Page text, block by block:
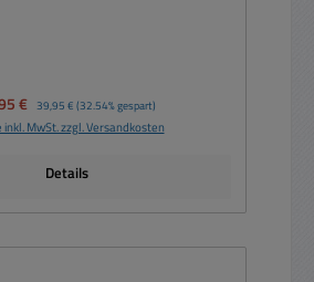
€ Regulärer Preis:
39,95 € (32.54% gespart)
inkl. MwSt. zzgl. Versandkosten
Details